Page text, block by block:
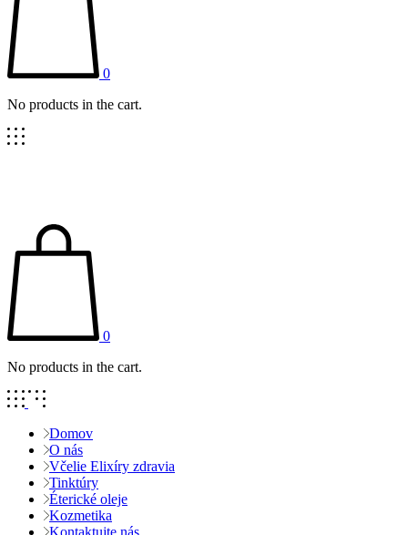
0
No products in the cart.
0
No products in the cart.
Domov
O nás
Včelie Elixíry zdravia
Tinktúry
Éterické oleje
Kozmetika
Kontaktujte nás